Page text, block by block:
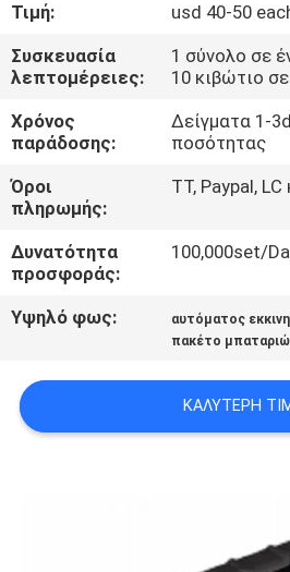
ΜΑΣ
ΕΛΆΤΕ
ΣΕ
ΕΠΑΦΉ
ΜΕ
ΕΙΔΉΣΕΙΣ
ΠΕΡΙΠΤΏΣΕΙΣ
ΖΗΤΉΣΤΕ
Τιμή:
usd 40-50
Συσκευασία
λεπτομέρειες:
1 σύνολο σε
10 κιβώτιο
Χρόνος
παράδοσης:
Δείγματα 1-
ποσότητας
Όροι
πληρωμής:
TT, Paypal, LC
Δυνατότητα
προσφοράς:
100,000set/
Υψηλό φως: αυτόματος
πακέτο
ΚΑΛΎΤΕΡΗ